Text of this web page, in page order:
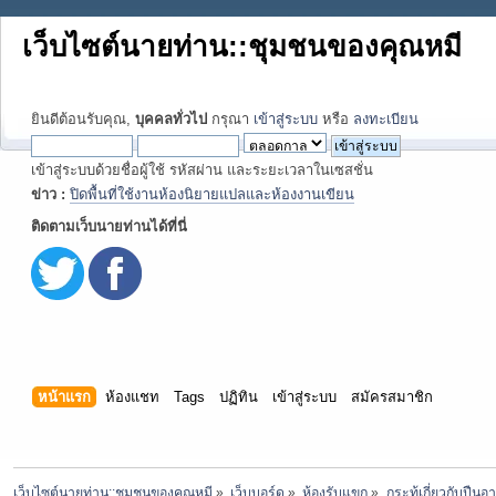
เว็บไซต์นายท่าน::ชุมชนของคุณหมี
ยินดีต้อนรับคุณ, บุคคลทั่วไป กรุณา เข้าสู่ระบบ หรือ ลงทะเบียน
เข้าสู่ระบบด้วยชื่อผู้ใช้ รหัสผ่าน และระยะเวลาในเซสชั่น
ข่าว : ปิดพื้นที่ใช้งานห้องนิยายแปลและห้องงานเขียน
ติดตามเว็บนายท่านได้ที่นี่
หน้าแรก ห้องแชท Tags ปฏิทิน เข้าสู่ระบบ สมัครสมาชิก
เว็บไซต์นายท่าน::ชุมชนของคุณหมี » เว็บบอร์ด » ห้องรับแขก » กระทู้เกี่ยวกับปืนอ